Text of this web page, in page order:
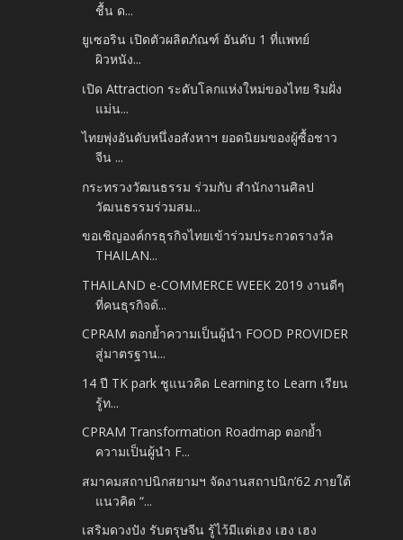
ชื้น ด...
ยูเซอริน เปิดตัวผลิตภัณฑ์ อันดับ 1 ที่แพทย์
ผิวหนัง...
เปิด Attraction ระดับโลกแห่งใหม่ของไทย ริมฝั่ง
แม่น...
ไทยพุ่งอันดับหนึ่งอสังหาฯ ยอดนิยมของผู้ซื้อชาว
จีน ...
กระทรวงวัฒนธรรม ร่วมกับ สำนักงานศิลป
วัฒนธรรมร่วมสม...
ขอเชิญองค์กรธุรกิจไทยเข้าร่วมประกวดรางวัล
THAILAN...
THAILAND e-COMMERCE WEEK 2019 งานดีๆ
ที่คนธุรกิจต้...
CPRAM ตอกย้ำความเป็นผู้นำ FOOD PROVIDER
สู่มาตรฐาน...
14 ปี TK park ชูแนวคิด Learning to Learn เรียน
รู้ท...
CPRAM Transformation Roadmap ตอกย้ำ
ความเป็นผู้นำ F...
สมาคมสถาปนิกสยามฯ จัดงานสถาปนิก’62 ภายใต้
แนวคิด “...
เสริมดวงปัง รับตรุษจีน รู้ไว้มีแต่เฮง เฮง เฮง